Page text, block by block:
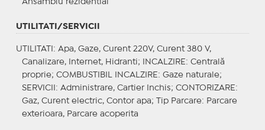
Ansamblu rezidential
UTILITATI/SERVICII
UTILITATI : Apa, Gaze, Curent 220V, Curent 380 V,
Canalizare, Internet, Hidranti;
INCALZIRE : Centrală
proprie; COMBUSTIBIL INCALZIRE : Gaze naturale;
SERVICII : Administrare, Cartier Inchis; CONTORIZARE :
Gaz, Curent electric, Contor apa;
Tip Parcare: Parcare
exterioara, Parcare acoperita